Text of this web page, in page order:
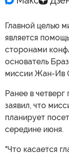
Главной целью
является
сторонами
основатель
миссии Жан-Ив
Ранее в
заявил, что
планирует
середине июня.
"Что касается